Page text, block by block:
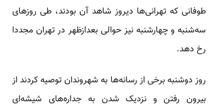
طوفانی که تهرانی‌ها دیروز شاهد آن بودند، طی روزهای
سه‌شنبه و چهارشنبه نیز حوالی بعدازظهر در تهران مجددا
رخ دهد.
روز دوشنبه برخی از رسانه‌ها به شهروندان توصیه کردند از
بیرون رفتن و نزدیک شدن به جداره‌های شیشه‌ای